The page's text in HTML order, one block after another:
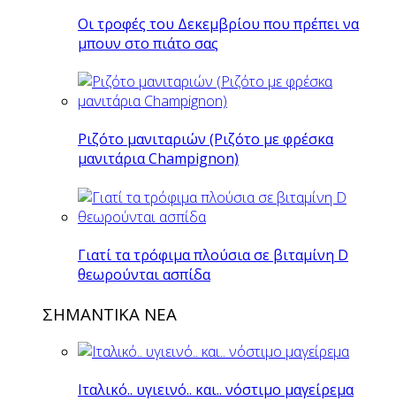
Οι τροφές του Δεκεμβρίου που πρέπει να
μπουν στο πιάτο σας
Ριζότο μανιταριών (Ριζότο με φρέσκα
μανιτάρια Champignon)
Γιατί τα τρόφιμα πλούσια σε βιταμίνη D
θεωρούνται ασπίδα
ΣΗΜΑΝΤΙΚΑ ΝΕΑ
Ιταλικό.. υγιεινό.. και.. νόστιμο μαγείρεμα